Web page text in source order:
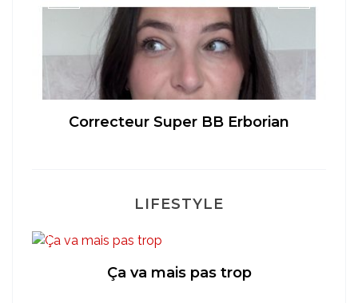
Correcteur Super BB Erborian
LIFESTYLE
Ça va mais pas trop